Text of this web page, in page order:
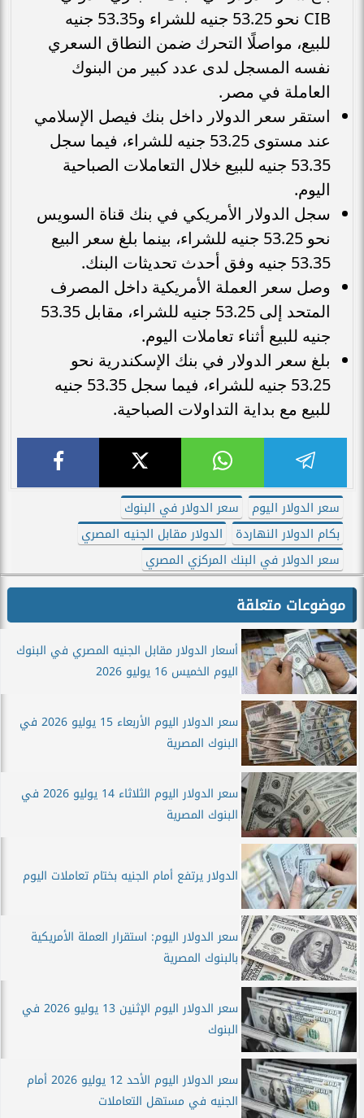
CIB نحو 53.25 جنيه للشراء و53.35 جنيه
للبيع، مواصلًا التحرك ضمن النطاق السعري
نفسه المسجل لدى عدد كبير من البنوك
العاملة في مصر.
استقر سعر الدولار داخل بنك فيصل الإسلامي
عند مستوى 53.25 جنيه للشراء، فيما سجل
53.35 جنيه للبيع خلال التعاملات الصباحية
اليوم.
سجل الدولار الأمريكي في بنك قناة السويس
نحو 53.25 جنيه للشراء، بينما بلغ سعر البيع
53.35 جنيه وفق أحدث تحديثات البنك.
وصل سعر العملة الأمريكية داخل المصرف
المتحد إلى 53.25 جنيه للشراء، مقابل 53.35
جنيه للبيع أثناء تعاملات اليوم.
بلغ سعر الدولار في بنك الإسكندرية نحو
53.25 جنيه للشراء، فيما سجل 53.35 جنيه
للبيع مع بداية التداولات الصباحية.
سعر الدولار اليوم
سعر الدولار في البنوك
بكام الدولار النهاردة
الدولار مقابل الجنيه المصري
سعر الدولار في البنك المركزي المصري
موضوعات متعلقة
أسعار الدولار مقابل الجنيه المصري في البنوك
اليوم الخميس 16 يوليو 2026
سعر الدولار اليوم الأربعاء 15 يوليو 2026 في
البنوك المصرية
سعر الدولار اليوم الثلاثاء 14 يوليو 2026 في
البنوك المصرية
الدولار يرتفع أمام الجنيه بختام تعاملات اليوم
سعر الدولار اليوم: استقرار العملة الأمريكية
بالبنوك المصرية
سعر الدولار اليوم الإثنين 13 يوليو 2026 في
البنوك
سعر الدولار اليوم الأحد 12 يوليو 2026 أمام
الجنيه في مستهل التعاملات